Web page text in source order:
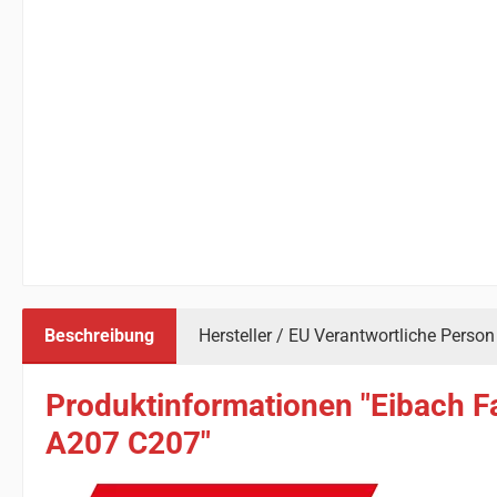
Beschreibung Hersteller / EU Verantwortliche Person
Produktinformationen "Eibach
A207 C207"